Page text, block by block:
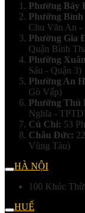
Phường Bảy
Phường
Chu Văn An -
Phường Gia
Quận Bình
Phường
Sáu - Quận 3)
Phường An
Gò Vấp)
Phường Thủ
Nghĩa -
Củ Chi: 53
Châu Đức:
Vũng Tàu)
HÀ NỘI
100 Khúc
HUẾ